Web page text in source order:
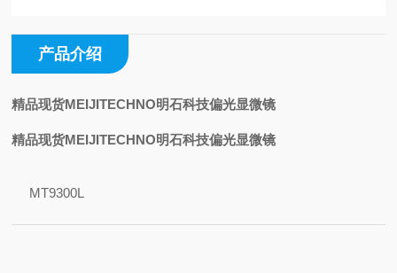
产品介绍
精品现货MEIJITECHNO明石科技偏光显微镜
精品现货MEIJITECHNO明石科技偏光显微镜
MT9300L